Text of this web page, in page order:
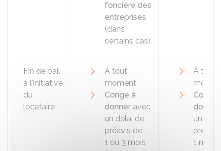
foncière des
entreprises
(dans
certains cas).
Fin de bail
à l'initiative
du
locataire
À tout
moment
Congé à
donner avec
un délai de
préavis de
1 ou 3 mois
À tout
Congé
donner
un
1 mois.